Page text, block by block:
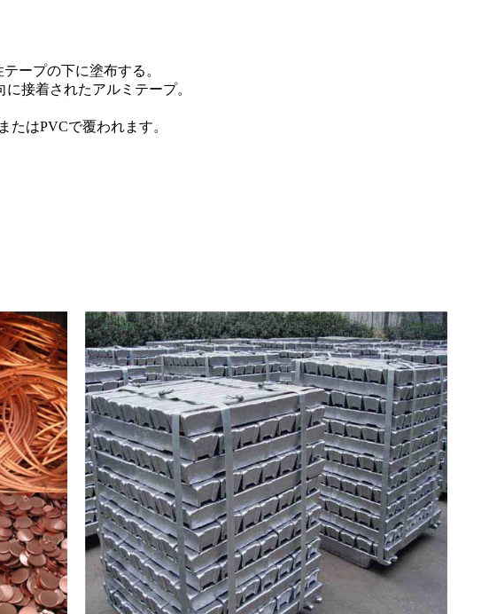
ープの下に塗布する。
接着されたアルミテープ。
たはPVCで覆われます。